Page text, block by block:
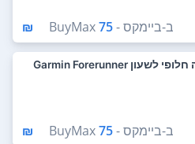
ב-ביימקס - BuyMax75 ₪
כבל טעינה חלופי לשעון Garmin Forerunner
ב-ביימקס - BuyMax75 ₪